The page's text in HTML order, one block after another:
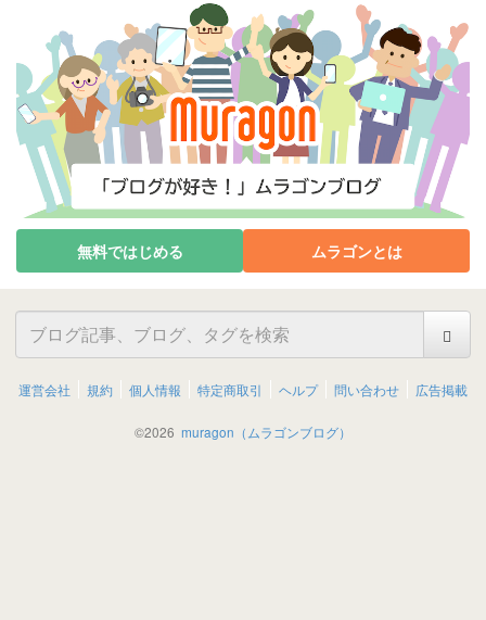
無料ではじめる ムラゴンとは
運営会社 規約 個人情報 特定商取引 ヘルプ 問い合わせ 広告掲載
©2026 muragon（ムラゴンブログ）